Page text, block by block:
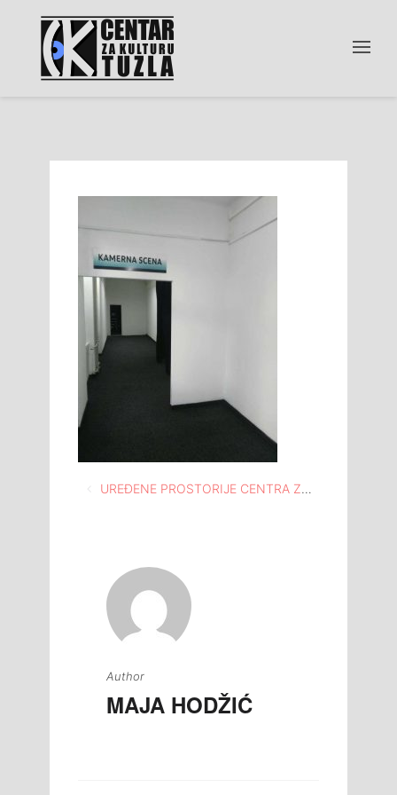
Navigacija
UREĐENE PROSTORIJE CENTRA ZA KULTURU TUZLA ČINE LJEPŠI AMBIJENT ZA ORGANIZACIJU KULTURNO-UMJETNIČKIH SADRŽAJA
Author
MAJA HODŽIĆ